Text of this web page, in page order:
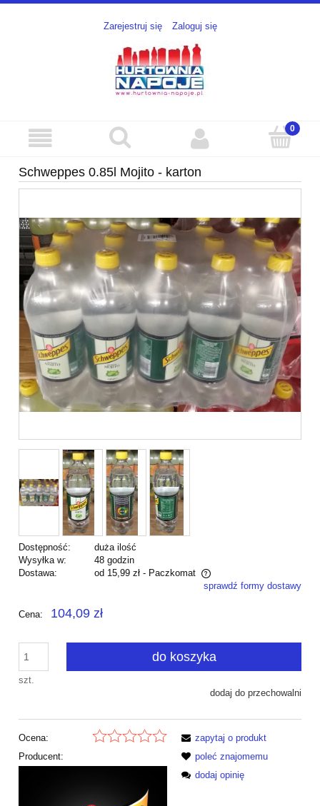
Zarejestruj się Zaloguj się
Schweppes 0.85l Mojito - karton
Dostępność:
duża ilość
Wysyłka w:
48 godzin
Dostawa:
od 15,99 zł - Paczkomat
Cena nie zawiera ewentualnych kosztów płatnościsprawdź formy dostawy
Cena: 104,09 zł
szt.
do koszyka
dodaj do przechowalni
Ocena:
Producent:
zapytaj o produkt
poleć znajomemu
dodaj opinię